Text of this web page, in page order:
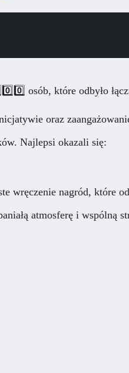
osób, które odbyło
oraz
Najlepsi okazali się:
wręczenie nagród, które
atmosferę i